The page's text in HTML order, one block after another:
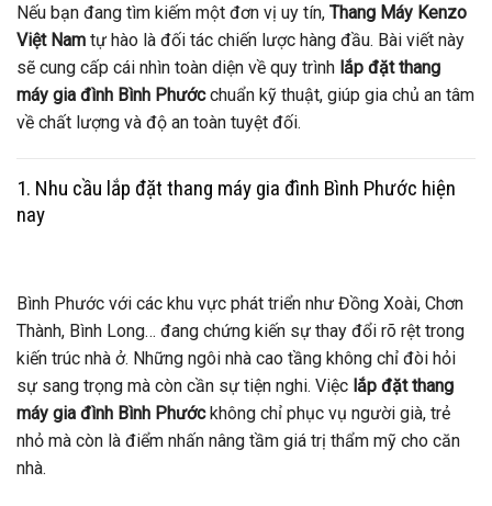
Nếu bạn đang tìm kiếm một đơn vị uy tín, Thang Máy Kenzo
Việt Nam tự hào là đối tác chiến lược hàng đầu. Bài viết này
sẽ cung cấp cái nhìn toàn diện về quy trình lắp đặt thang
máy gia đình Bình Phướcchuẩn kỹ thuật, giúp gia chủ an tâm
về chất lượng và độ an toàn tuyệt đối.
1. Nhu cầu lắp đặt thang máy gia đình Bình Phước hiện
nay
Bình Phước với các khu vực phát triển như Đồng Xoài, Chơn
Thành, Bình Long… đang chứng kiến sự thay đổi rõ rệt trong
kiến trúc nhà ở. Những ngôi nhà cao tầng không chỉ đòi hỏi
sự sang trọng mà còn cần sự tiện nghi. Việc lắp đặt thang
máy gia đình Bình Phướckhông chỉ phục vụ người già, trẻ
nhỏ mà còn là điểm nhấn nâng tầm giá trị thẩm mỹ cho căn
nhà.